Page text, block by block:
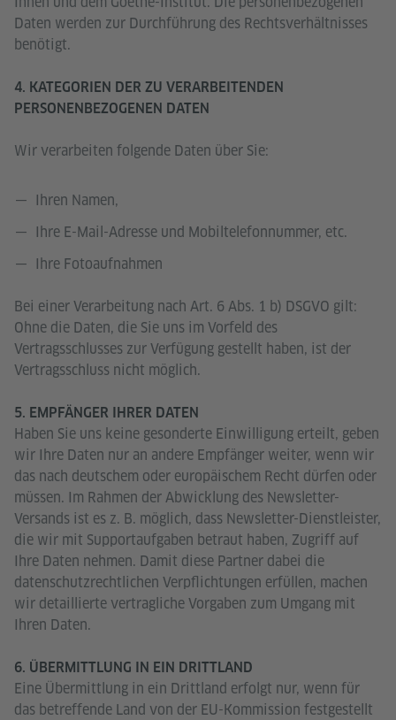
Daten werden zur Durchführung des Rechtsverhältnisses
benötigt.
4. KATEGORIEN DER ZU VERARBEITENDEN
PERSONENBEZOGENEN DATEN
Wir verarbeiten folgende Daten über Sie:
Ihren Namen,
Ihre E-Mail-Adresse und Mobiltelefonnummer, etc.
Ihre Fotoaufnahmen
Bei einer Verarbeitung nach Art. 6 Abs. 1 b) DSGVO gilt:
Ohne die Daten, die Sie uns im Vorfeld des
Vertragsschlusses zur Verfügung gestellt haben, ist der
Vertragsschluss nicht möglich.
5. EMPFÄNGER IHRER DATEN
Haben Sie uns keine gesonderte Einwilligung erteilt, geben
wir Ihre Daten nur an andere Empfänger weiter, wenn wir
das nach deutschem oder europäischem Recht dürfen oder
müssen. Im Rahmen der Abwicklung des Newsletter-
Versands ist es z. B. möglich, dass Newsletter-Dienstleister,
die wir mit Supportaufgaben betraut haben, Zugriff auf
Ihre Daten nehmen. Damit diese Partner dabei die
datenschutzrechtlichen Verpflichtungen erfüllen, machen
wir detaillierte vertragliche Vorgaben zum Umgang mit
Ihren Daten.
6. ÜBERMITTLUNG IN EIN DRITTLAND
Eine Übermittlung in ein Drittland erfolgt nur, wenn für
das betreffende Land von der EU-Kommission festgestellt